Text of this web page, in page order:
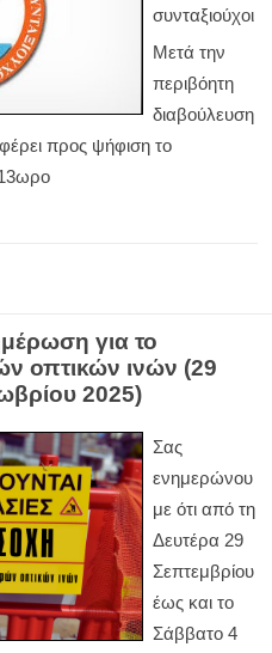
συνταξιούχοι
Μετά την
περιβόητη
διαβούλευση
προς ψήφιση το
για το
οπτικών ινών (29
2025)
Σας
ενημερώνου
με ότι από τη
Δευτέρα 29
Σεπτεμβρίου
έως και το
Σάββατο 4